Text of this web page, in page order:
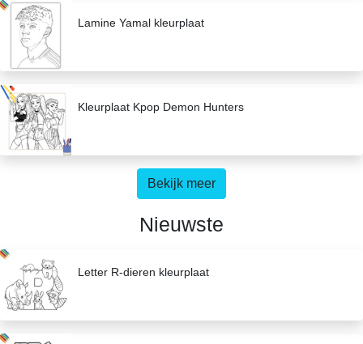
Lamine Yamal kleurplaat
Kleurplaat Kpop Demon Hunters
Bekijk meer
Nieuwste
Letter R-dieren kleurplaat